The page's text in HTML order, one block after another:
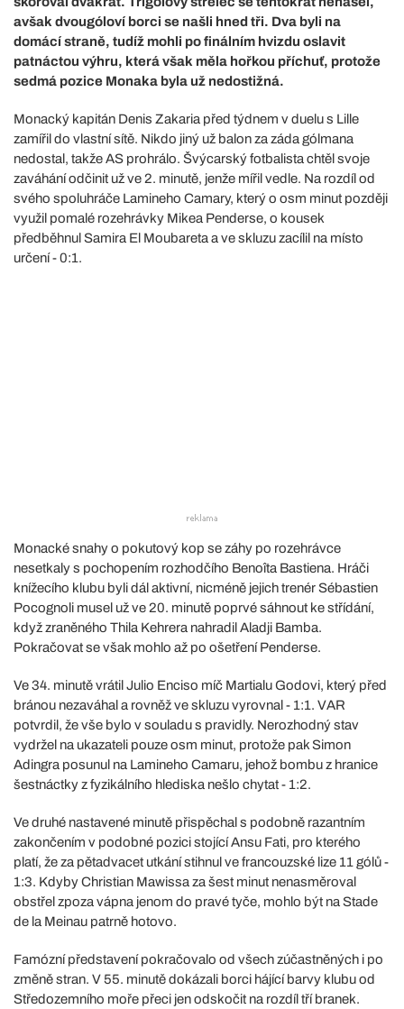
avšak dvougóloví borci se našli hned tři. Dva byli na
domácí straně, tudíž mohli po finálním hvizdu oslavit
patnáctou výhru, která však měla hořkou příchuť, protože
sedmá pozice Monaka byla už nedostižná.
Monacký kapitán Denis Zakaria před týdnem v duelu s Lille
zamířil do vlastní sítě. Nikdo jiný už balon za záda gólmana
nedostal, takže AS prohrálo. Švýcarský fotbalista chtěl svoje
zaváhání odčinit už ve 2. minutě, jenže mířil vedle. Na rozdíl od
svého spoluhráče Lamineho Camary, který o osm minut později
využil pomalé rozehrávky Mikea Penderse, o kousek
předběhnul Samira El Moubareta a ve skluzu zacílil na místo
určení - 0:1.
Monacké snahy o pokutový kop se záhy po rozehrávce
nesetkaly s pochopením rozhodčího Benoîta Bastiena. Hráči
knížecího klubu byli dál aktivní, nicméně jejich trenér Sébastien
Pocognoli musel už ve 20. minutě poprvé sáhnout ke střídání,
když zraněného Thila Kehrera nahradil Aladji Bamba.
Pokračovat se však mohlo až po ošetření Penderse.
Ve 34. minutě vrátil Julio Enciso míč Martialu Godovi, který před
bránou nezaváhal a rovněž ve skluzu vyrovnal - 1:1. VAR
potvrdil, že vše bylo v souladu s pravidly. Nerozhodný stav
vydržel na ukazateli pouze osm minut, protože pak Simon
Adingra posunul na Lamineho Camaru, jehož bombu z hranice
šestnáctky z fyzikálního hlediska nešlo chytat - 1:2.
Ve druhé nastavené minutě přispěchal s podobně razantním
zakončením v podobné pozici stojící Ansu Fati, pro kterého
platí, že za pětadvacet utkání stihnul ve francouzské lize 11 gólů -
1:3. Kdyby Christian Mawissa za šest minut nenasměroval
obstřel zpoza vápna jenom do pravé tyče, mohlo být na Stade
de la Meinau patrně hotovo.
Famózní představení pokračovalo od všech zúčastněných i po
změně stran. V 55. minutě dokázali borci hájící barvy klubu od
Středozemního moře přeci jen odskočit na rozdíl tří branek.